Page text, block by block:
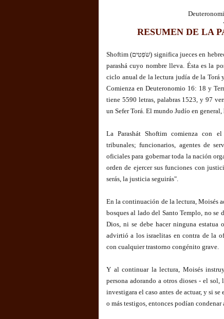
RESUMEN DE LA
Shoftim (שֹׁפְטִים) significa jueces en hebreo, como siempre es la primera palabra de la
parashá cuyo nombre lleva. Ésta es la
ciclo anual de la lectura judía de la Torá
Comienza en Deuteronomio 16: 18 y
tiene 5590 letras, palabras 1523, y 97
un Sefer Torá. El mundo Judío en
La Parashát Shoftim comienza con
tribunales; funcionarios, agentes de
oficiales para gobernar toda la nación
orden de ejercer sus funciones con
serás, la justicia seguirás".
En la continuación de la lectura, Moisés
bosques al lado del Santo Templo, no se
Dios, ni se debe hacer ninguna
advirtió a los israelitas en contra de la
con cualquier trastorno congénito grave.
Y al continuar la lectura, Moisés
persona adorando a otros dioses - el
investigara el caso antes de actuar, y si
o más testigos, entonces podían condenar